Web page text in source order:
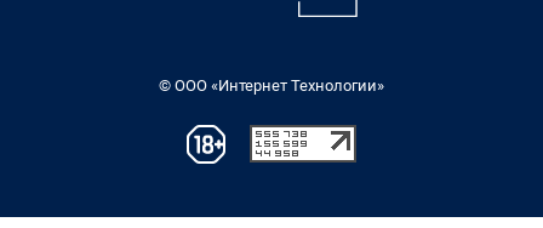
© ООО «Интернет Технологии»